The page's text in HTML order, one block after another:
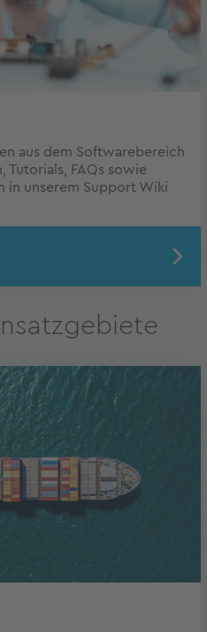
aus dem Softwarebereich
Tutorials, FAQs sowie
in unserem Support Wiki